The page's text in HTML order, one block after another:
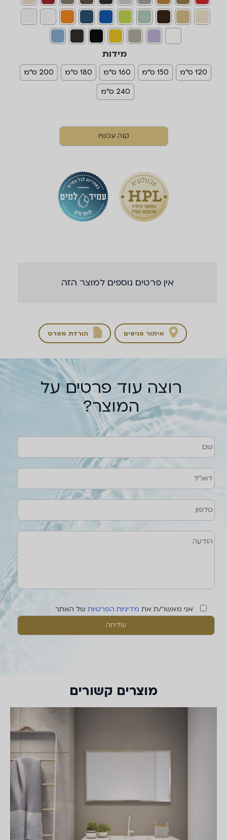
מידות
120 ס"מ 150 ס"מ 160 ס"מ 180 ס"מ
200 ס"מ
240 ס"מ
קנה עכשיו
רוצה עוד פרטים על
המוצר?
שם
הודעה
דוא''ל
טלפון
אני מאשר/ת את מדיניות הפרטיות של האתר
אין פרטים נוספים למוצר הזה
איתור סניפים  הורדת מפרט
מוצרים קשורים